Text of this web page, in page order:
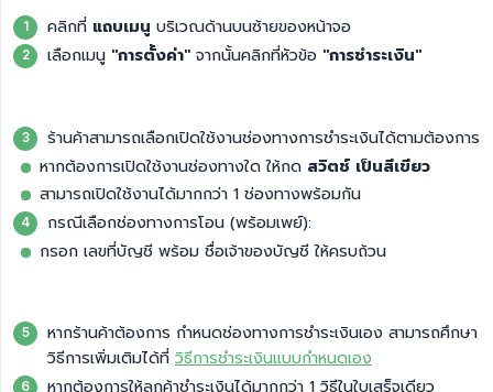
คลิกที่ แถบเมนู บริเวณด้านบนซ้ายของหน้าจอ
เลือกเมนู "การตั้งค่า" จากนั้นคลิกที่หัวข้อ "การชำระเงิน"
ร้านค้าสามารถเลือกเปิดใช้งานช่องทางการชำระเงินได้ตามต้องการ
หากต้องการเปิดใช้งานช่องทางใด ให้กด สวิตช์ เป็นสีเขียว
สามารถเปิดใช้งานได้มากกว่า 1 ช่องทางพร้อมกัน
กรณีเลือกช่องทางการโอน (พร้อมเพย์):
กรอก เลขที่บัญชี พร้อม ชื่อเจ้าของบัญชี ให้ครบถ้วน
หากร้านค้าต้องการ กำหนดช่องทางการชำระเงินเอง สามารถศึกษา
วิธีการเพิ่มเติมได้ที่ วิธีการชำระเงินแบบกำหนดเอง
หากต้องการให้ลูกค้าชำระเงินได้มากกว่า 1 วิธีในใบเสร็จเดียว